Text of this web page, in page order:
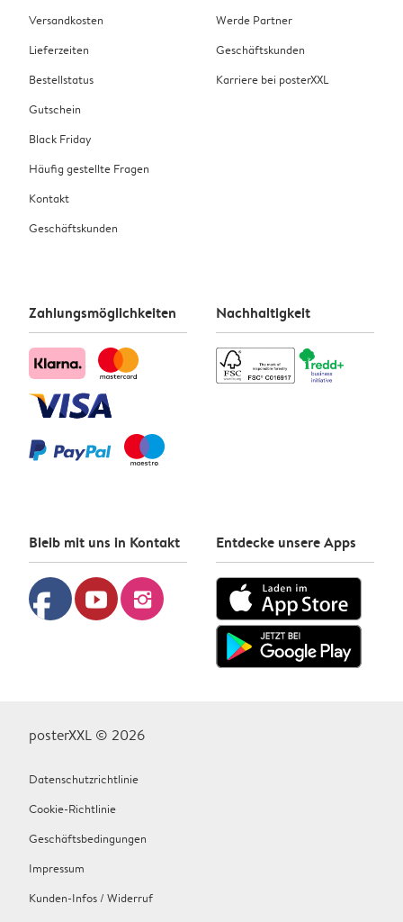
Versandkosten
Lieferzeiten
Bestellstatus
Gutschein
Black Friday
Häufig gestellte Fragen
Kontakt
Geschäftskunden
Werde Partner
Geschäftskunden
Karriere bei posterXXL
Zahlungsmöglichkeiten Nachhaltigkeit
Bleib mit uns in Kontakt
facebook youtube instagram
Entdecke unsere Apps
posterXXL © 2026
Datenschutzrichtlinie
Cookie-Richtlinie
Geschäftsbedingungen
Impressum
Kunden-Infos / Widerruf